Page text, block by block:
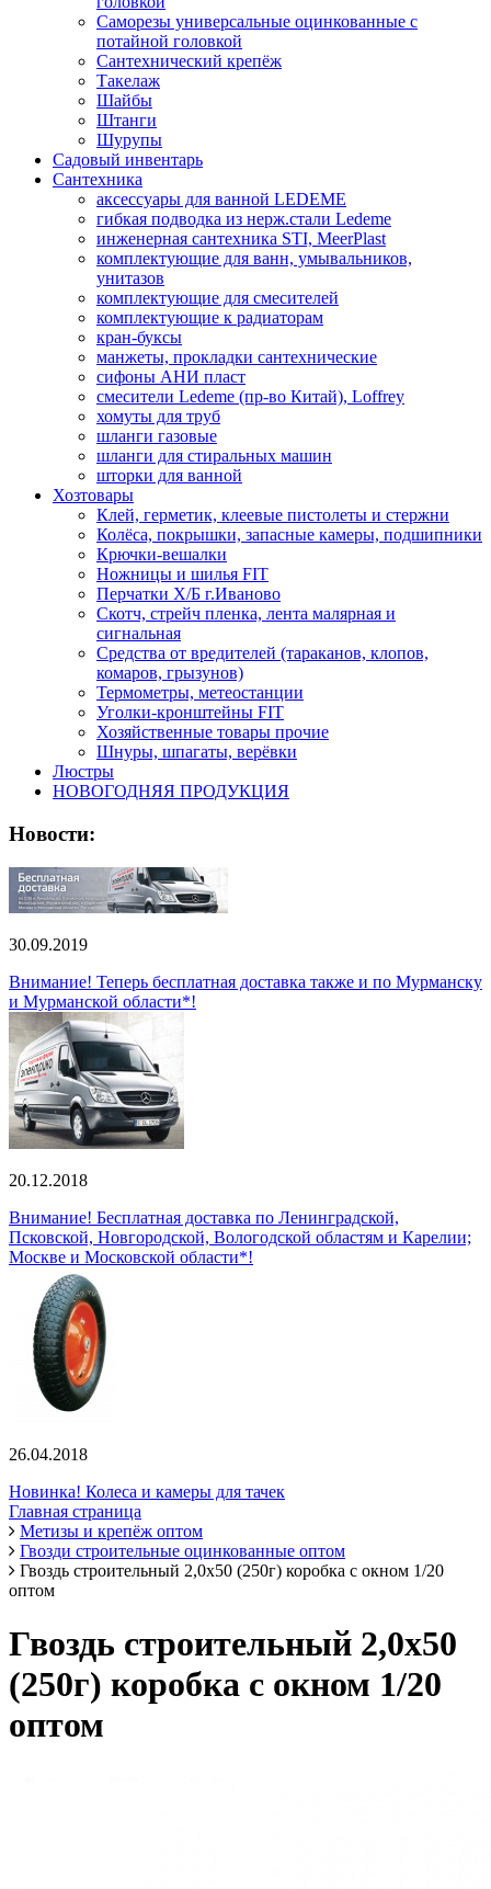
Саморезы универсальные оцинкованные с
потайной головкой
Сантехнический крепёж
Такелаж
Шайбы
Штанги
Шурупы
Садовый инвентарь
Сантехника
аксессуары для ванной LEDEME
гибкая подводка из нерж.стали Ledeme
инженерная сантехника STI, MeerPlast
комплектующие для ванн, умывальников,
унитазов
комплектующие для смесителей
комплектующие к радиаторам
кран-буксы
манжеты, прокладки сантехнические
сифоны АНИ пласт
смесители Ledeme (пр-во Китай), Loffrey
хомуты для труб
шланги газовые
шланги для стиральных машин
шторки для ванной
Хозтовары
Клей, герметик, клеевые пистолеты и стержни
Колёса, покрышки, запасные камеры, подшипники
Крючки-вешалки
Ножницы и шилья FIT
Перчатки Х/Б г.Иваново
Скотч, стрейч пленка, лента малярная и
сигнальная
Средства от вредителей (тараканов, клопов,
комаров, грызунов)
Термометры, метеостанции
Уголки-кронштейны FIT
Хозяйственные товары прочие
Шнуры, шпагаты, верёвки
Люстры
НОВОГОДНЯЯ ПРОДУКЦИЯ
Новости:
30.09.2019
Внимание! Теперь бесплатная доставка также и по Мурманску
и Мурманской области*!
20.12.2018
Внимание! Бесплатная доставка по Ленинградской,
Псковской, Новгородской, Вологодской областям и Карелии;
Москве и Московской области*!
26.04.2018
Новинка! Колеса и камеры для тачек
Главная страница
Метизы и крепёж оптом
Гвозди строительные оцинкованные оптом
Гвоздь строительный 2,0х50 (250г) коробка с окном 1/20
оптом
Гвоздь строительный 2,0х50
(250г) коробка с окном 1/20
оптом